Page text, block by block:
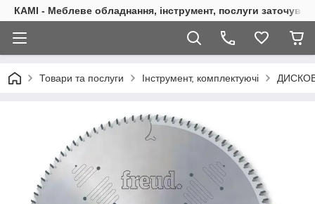
КАМІ - Меблеве обладнання, інструмент, послуги
Товари та послуги Інструмент, комплектуючі